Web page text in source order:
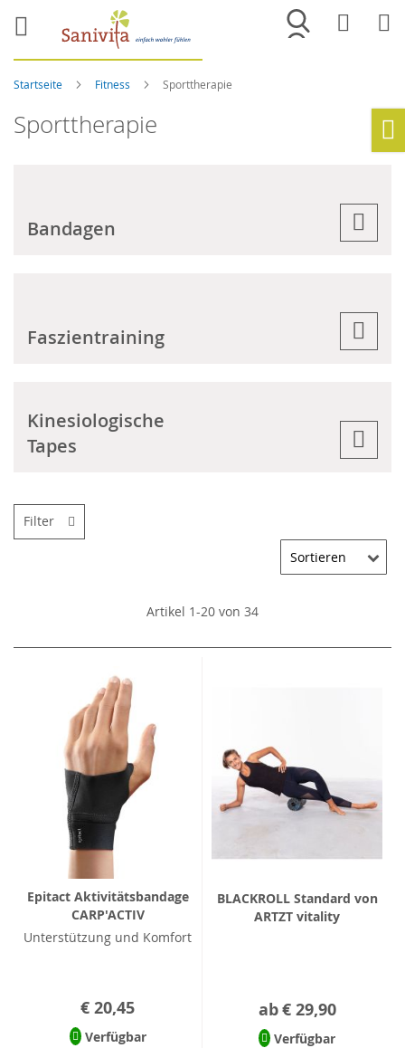
Merkliste
Startseite Fitness Sporttherapie
Sporttherapie
Bandagen
Faszientraining
Kinesiologische
Tapes
Artikel 1-20 von 34
Epitact Aktivitätsbandage
CARP'ACTIV
Unterstützung und Komfort
€ 20,45
Verfügbar
BLACKROLL Standard von
ARTZT vitality
ab€ 29,90
Verfügbar
Filter